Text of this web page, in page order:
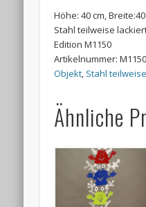
Höhe: 40 cm,
Stahl teilweise
Edition M1150
Artikelnummer:M1150
Objekt, Stahl
Ähnliche